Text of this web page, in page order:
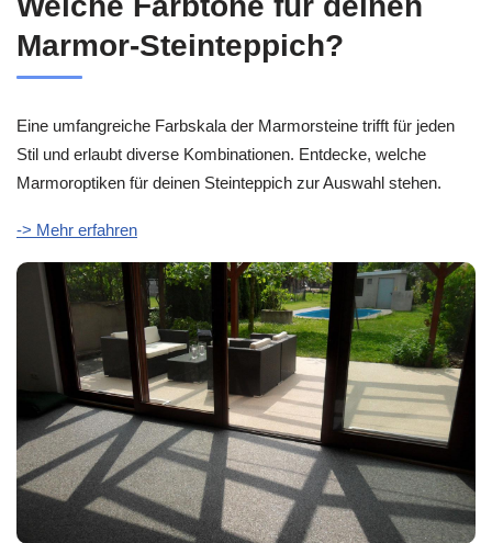
Marmor-Steinteppich?
Eine umfangreiche Farbskala der Marmorsteine trifft für jeden
Stil und erlaubt diverse Kombinationen. Entdecke, welche
Marmoroptiken für deinen Steinteppich zur Auswahl stehen.
-> Mehr erfahren